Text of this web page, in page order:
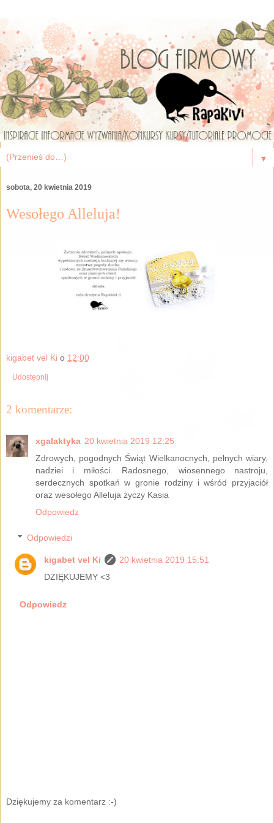
▼
sobota, 20 kwietnia 2019
Wesołego Alleluja!
kigabet vel Ki o 12:00
Udostępnij
2 komentarze:
xgalaktyka 20 kwietnia 2019 12:25
Zdrowych, pogodnych Świąt Wielkanocnych, pełnych wiary,
nadziei i miłości. Radosnego, wiosennego nastroju,
serdecznych spotkań w gronie rodziny i wśród przyjaciół
oraz wesołego Alleluja życzy Kasia
Odpowiedz
Odpowiedzi
kigabet vel Ki
20 kwietnia 2019 15:51
DZIĘKUJEMY <3
Odpowiedz
Dziękujemy za komentarz :-)